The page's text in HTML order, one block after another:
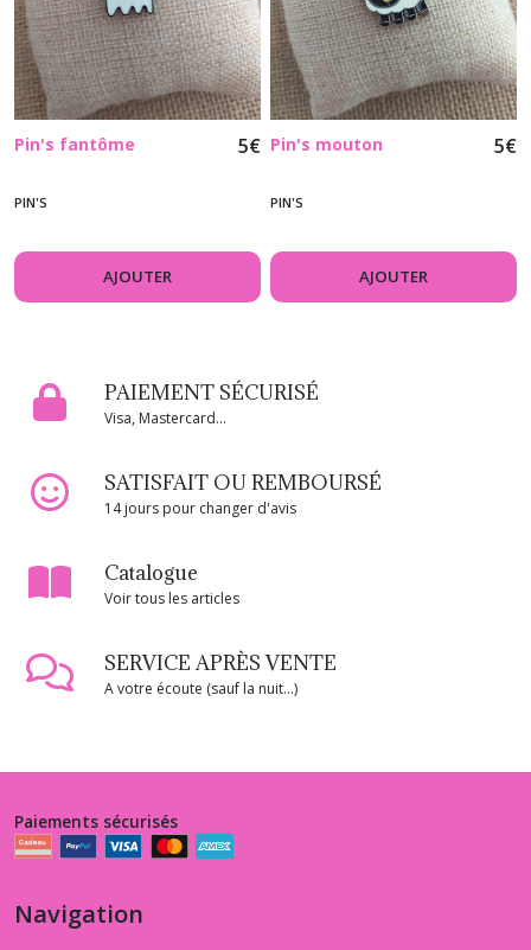
Pin's fantôme 5€
PIN'S
AJOUTER
Pin's mouton 5€
PIN'S
AJOUTER
PAIEMENT SÉCURISÉ
Visa, Mastercard...
SATISFAIT OU REMBOURSÉ
14 jours pour changer d'avis
Catalogue
Voir tous les articles
SERVICE APRÈS VENTE
A votre écoute (sauf la nuit...)
Paiements sécurisés
Navigation